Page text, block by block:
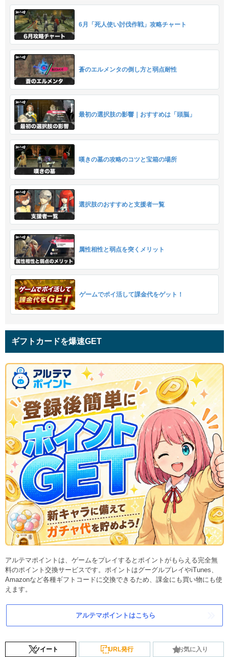
6月「死人使い討伐作戦」攻略チャート
蒼のエルメンタの倒し方と弱点耐性
最初の選択肢の影響｜おすすめは「頭脳」
嘆きの墓の攻略のコツと宝箱の場所
選択肢のおすすめと支援者一覧
属性相性と弱点を突くメリット
ゲームでポイ活して課金代をゲット！
ギフトカードを爆速GET
アルテマポイントは、ゲームをプレイするとポイントがもらえる完全無
料のポイント交換サービスです。ポイントはグーグルプレイやiTunes、
Amazonなど各種ギフトコードに交換できるため、課金にも買い物にも使
えます。
アルテマポイントはこちら
ツイート URL発行 お気に入り